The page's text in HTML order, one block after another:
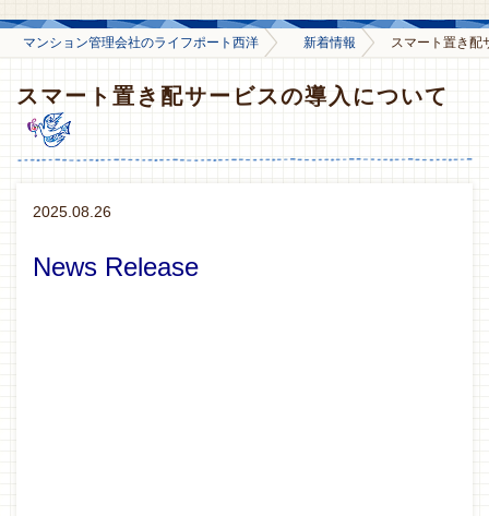
マンション管理会社のライフポート西洋 新着情報 スマート置き配
スマート置き配サービスの導入について
2025.08.26
News Release